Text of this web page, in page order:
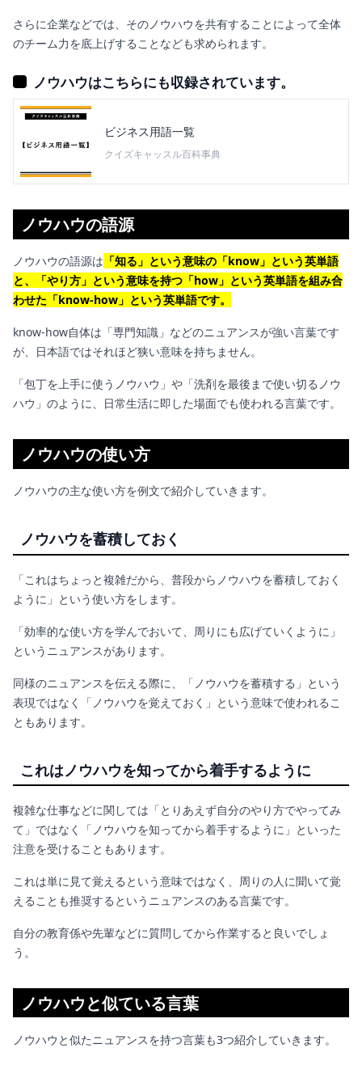
さらに企業などでは、そのノウハウを共有することによって全体
のチーム力を底上げすることなども求められます。
ノウハウはこちらにも収録されています。
ビジネス用語一覧
クイズキャッスル百科事典
ノウハウの語源
ノウハウの語源は 「知る」という意味の「know」という英単語
と、「やり方」という意味を持つ「how」という英単語を組み合
わせた「know-how」という英単語です。
know-how自体は「専門知識」などのニュアンスが強い言葉です
が、日本語ではそれほど狭い意味を持ちません。
「包丁を上手に使うノウハウ」や「洗剤を最後まで使い切るノウ
ハウ」のように、日常生活に即した場面でも使われる言葉です。
ノウハウの使い方
ノウハウの主な使い方を例文で紹介していきます。
ノウハウを蓄積しておく
「これはちょっと複雑だから、普段からノウハウを蓄積しておく
ように」という使い方をします。
「効率的な使い方を学んでおいて、周りにも広げていくように」
というニュアンスがあります。
同様のニュアンスを伝える際に、「 ノウハウを蓄積する」という
表現ではなく「ノウハウを覚えておく」という意味で使われるこ
ともあります。
これはノウハウを知ってから着手するように
複雑な仕事などに関しては「とりあえず自分のやり方でやってみ
て」ではなく「 ノウハウを知ってから着手するように」といった
注意を受けることもあります。
これは単に見て覚えるという意味ではなく、周りの人に聞いて覚
えることも推奨するというニュアンスのある言葉です。
自分の教育係や先輩などに質問してから作業すると良いでしょ
う。
ノウハウと似ている言葉
ノウハウと似たニュアンスを持つ言葉も3つ紹介していきます。